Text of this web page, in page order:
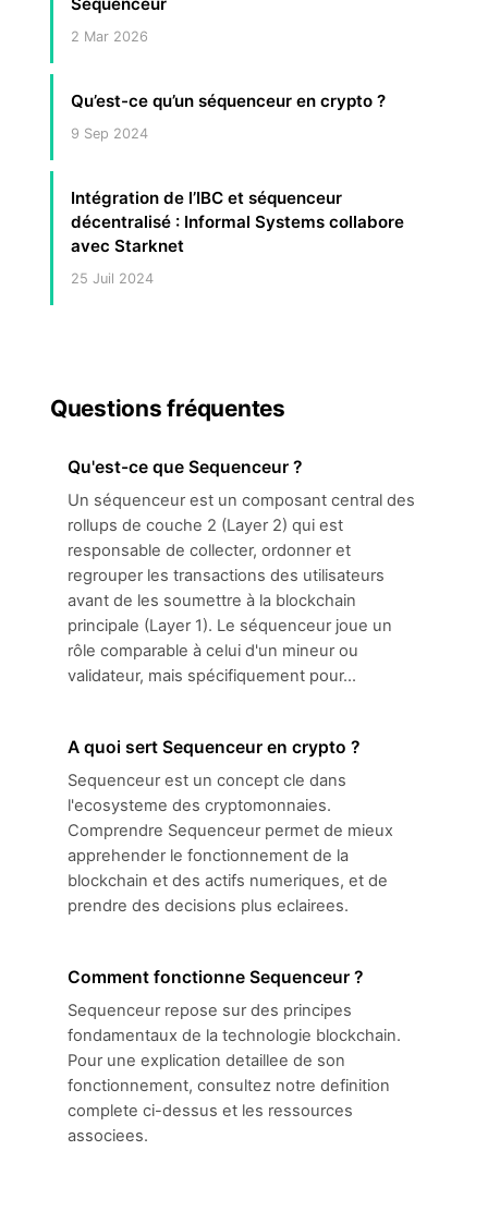
2 Mar 2026
Qu’est-ce qu’un séquenceur en crypto ?
9 Sep 2024
Intégration de l’IBC et séquenceur
décentralisé : Informal Systems collabore
avec Starknet
25 Juil 2024
Questions fréquentes
Qu'est-ce que Sequenceur ?
Un séquenceur est un composant central des
rollups de couche 2 (Layer 2) qui est
responsable de collecter, ordonner et
regrouper les transactions des utilisateurs
avant de les soumettre à la blockchain
principale (Layer 1). Le séquenceur joue un
rôle comparable à celui d'un mineur ou
validateur, mais spécifiquement pour...
A quoi sert Sequenceur en crypto ?
Sequenceur est un concept cle dans
l'ecosysteme des cryptomonnaies.
Comprendre Sequenceur permet de mieux
apprehender le fonctionnement de la
blockchain et des actifs numeriques, et de
prendre des decisions plus eclairees.
Comment fonctionne Sequenceur ?
Sequenceur repose sur des principes
fondamentaux de la technologie blockchain.
Pour une explication detaillee de son
fonctionnement, consultez notre definition
complete ci-dessus et les ressources
associees.